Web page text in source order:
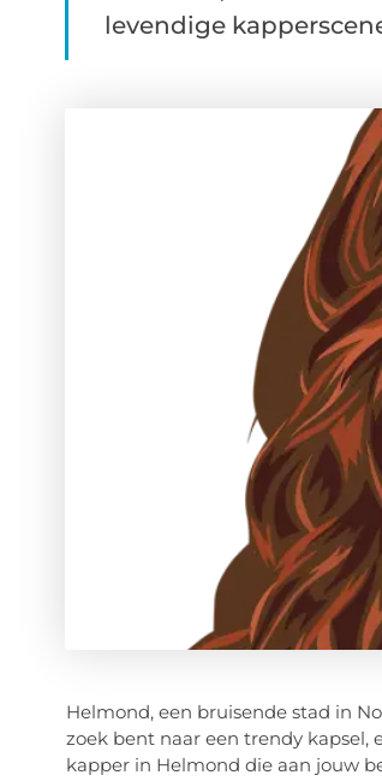
levendige
Helmond, een bruisende stad in
zoek bent naar een trendy kapsel,
kapper in Helmond die aan jouw